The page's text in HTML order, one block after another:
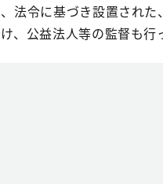
法令に基づき設置され
公益法人等の監督も行